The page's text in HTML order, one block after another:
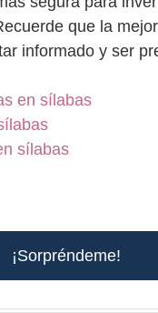
que la
informado y ser
en sílabas
sílabas
¡Sorpréndeme!